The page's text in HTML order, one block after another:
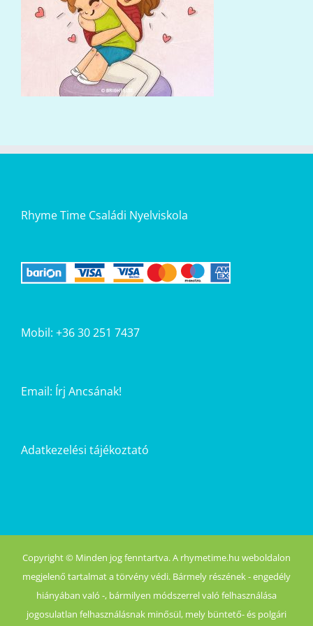
Rhyme Time Családi Nyelviskola
Mobil: +36 30 251 7437
Email: Írj Ancsának!
Adatkezelési tájékoztató
Copyright © Minden jog fenntartva. A rhymetime.hu weboldalon
megjelenő tartalmat a törvény védi. Bármely részének - engedély
hiányában való -, bármilyen módszerrel való felhasználása
jogosulatlan felhasználásnak minősül, mely büntető- és polgári